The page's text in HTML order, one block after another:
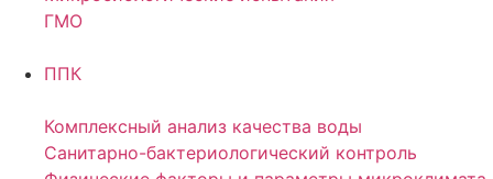
ГМО
ППК
Комплексный анализ качества воды
Санитарно-бактериологический контроль